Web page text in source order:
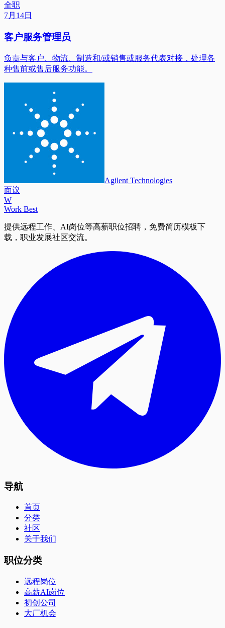
全职
7月14日
客户服务管理员
负责与客户、物流、制造和/或销售或服务代表对接，处理各
种售前或售后服务功能。
Agilent Technologies
面议
W
Work Best
提供远程工作、AI岗位等高薪职位招聘，免费简历模板下
载，职业发展社区交流。
导航
首页
分类
社区
关于我们
职位分类
远程岗位
高薪AI岗位
初创公司
大厂机会